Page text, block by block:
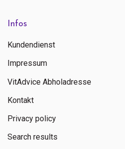
Infos
Kundendienst
Impressum
VitAdvice Abholadresse
Kontakt
Privacy policy
Search results